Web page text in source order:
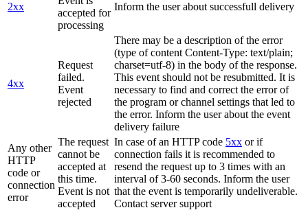
2xx
accepted for
processing
Inform the user about successfull delivery
4xx
Request
failed.
Event
rejected
There may be a description of the error
(type of content Content-Type: text/plain;
charset=utf-8) in the body of the response.
This event should not be resubmitted. It is
necessary to find and correct the error of
the program or channel settings that led to
the error. Inform the user about the event
delivery failure
Any other
HTTP
code or
connection
error
The request
cannot be
accepted at
this time.
Event is not
accepted
In case of an HTTP code 5xx or if
connection fails it is recommended to
resend the request up to 3 times with an
interval of 3-60 seconds. Inform the user
that the event is temporarily undeliverable.
Contact server support